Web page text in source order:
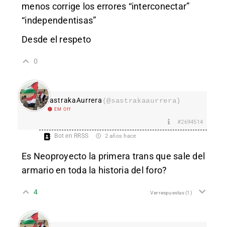
menos corrige los errores “interconectar”
“independentisas”
Desde el respeto
0
SastrakaAurrera (@sastrakaaurrera)
EM Off
#2694514
Bot en RRSS 2 años hace
Es Neoproyecto la primera trans que sale del
armario en toda la historia del foro?
4 Ver respuestas(1)